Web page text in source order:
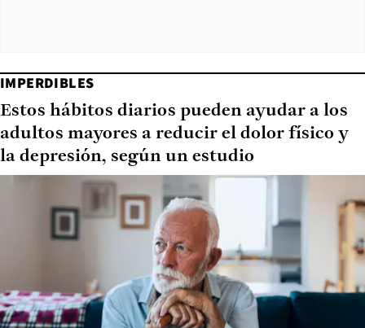
IMPERDIBLES
Estos hábitos diarios pueden ayudar a los
adultos mayores a reducir el dolor físico y
la depresión, según un estudio